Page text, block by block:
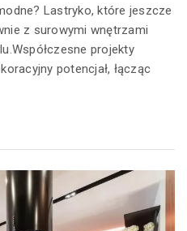
Lastryko, które jeszcze
z surowymi wnętrzami
projekty
potencjał, łącząc